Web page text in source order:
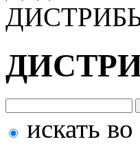
искать